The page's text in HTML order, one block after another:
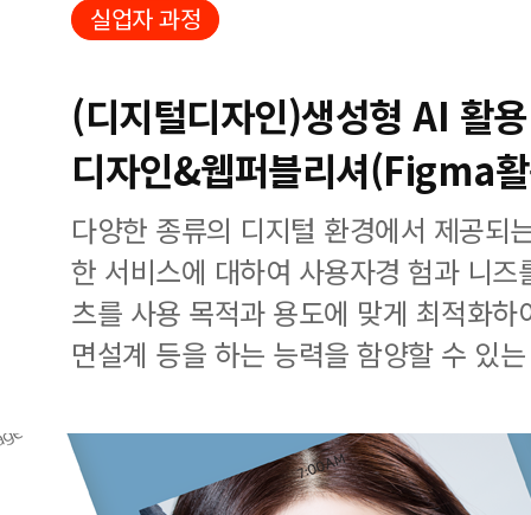
실업자 과정
(디지털디자인)생성형 AI 활
디자인&웹퍼블리셔(Figma
다양한 종류의 디지털 환경에서 제공되
한 서비스에 대하여 사용자경 험과 니
츠를 사용 목적과 용도에 맞게 최적화
면설계 등을 하는 능력을 함양할 수 있